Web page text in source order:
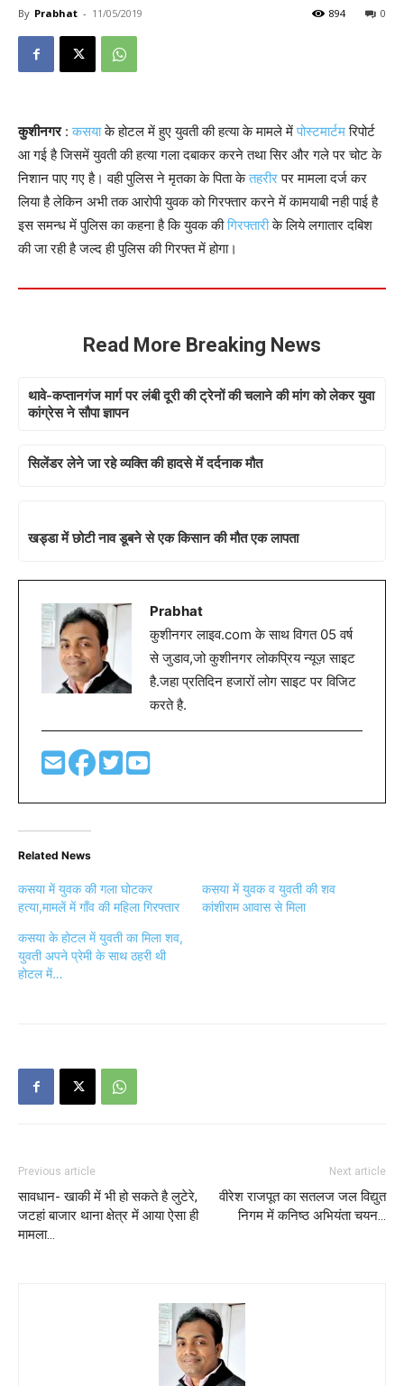
By Prabhat - 11/05/2019 0
894
कुशीनगर:कसयाके होटल में हुए युवती की हत्या के मामले मेंपोस्टमार्टमरिपोर्ट
आ गई है जिसमें युवती की हत्या गला दबाकर करने तथा सिर और गले पर चोट के
निशान पाए गए है। वही पुलिस ने मृतका के पिता केतहरीरपर मामला दर्ज कर
लिया है लेकिन अभी तक आरोपी युवक को गिरफ्तार करने में कामयाबी नही पाई है
इस समन्ध में पुलिस का कहना है कि युवक कीगिरफ्तारीके लिये लगातार दबिश
की जा रही है जल्द ही पुलिस की गिरफ्त में होगा।
Read More Breaking News
थावे-कप्तानगंज मार्ग पर लंबी दूरी की ट्रेनों की चलाने की मांग को लेकर युवा
कांग्रेस ने सौपा ज्ञापन
सिलेंडर लेने जा रहे व्यक्ति की हादसे में दर्दनाक मौत
खड्डा में छोटी नाव डूबने से एक किसान की मौत एक लापता
Prabhat
कुशीनगर लाइव.com के साथ विगत 05 वर्ष
से जुडाव,जो कुशीनगर लोकप्रिय न्यूज़ साइट
है.जहा प्रतिदिन हजारों लोग साइट पर विजिट
करते है.
Related News
कसया में युवक की गला घोटकर
हत्या,मामलें में गाँव की महिला गिरफ्तार
कसया में युवक व युवती की शव
कांशीराम आवास से मिला
कसया के होटल में युवती का मिला शव,
युवती अपने प्रेमी के साथ ठहरी थी
होटल में…
Previous article
सावधान- खाकी में भी हो सकते है लुटेरे,
जटहां बाजार थाना क्षेत्र में आया ऐसा ही
मामला…
Next article
वीरेश राजपूत का सतलज जल विद्युत
निगम में कनिष्ठ अभियंता चयन…